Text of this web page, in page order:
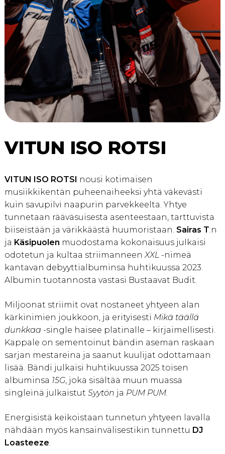
VITUN ISO ROTSI
VITUN ISO ROTSI nousi kotimaisen
musiikkikentän puheenaiheeksi yhtä väkevästi
kuin savupilvi naapurin parvekkeelta. Yhtye
tunnetaan rääväsuisesta asenteestaan, tarttuvista
biiseistään ja värikkäästä huumoristaan. Sairas T:n
ja Käsipuolen muodostama kokonaisuus julkaisi
odotetun ja kultaa striimanneenXXL-nimeä
kantavan debyyttialbuminsa huhtikuussa 2023.
Albumin tuotannosta vastasi Bustaavat Budit.
Miljoonat striimit ovat nostaneet yhtyeen alan
kärkinimien joukkoon, ja erityisesti Mikä täällä
dunkkaa -single haisee platinalle – kirjaimellisesti.
Kappale on sementoinut bändin aseman raskaan
sarjan mestareina ja saanut kuulijat odottamaan
lisää. Bändi julkaisi huhtikuussa 2025 toisen
albuminsa 15G, joka sisältää muun muassa
singleinä julkaistut Syytön ja PUM PUM.
Energisistä keikoistaan tunnetun yhtyeen lavalla
nähdään myös kansainvälisestikin tunnettu DJ
Loasteeze.